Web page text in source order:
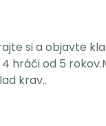
si a objavte
hráči od 5
krav..